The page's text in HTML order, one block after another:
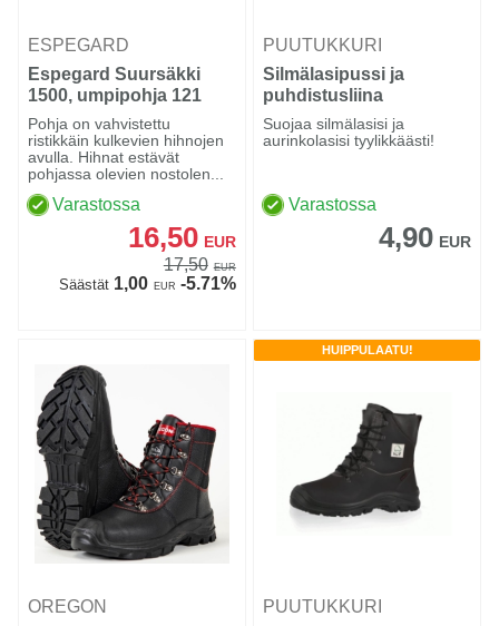
ESPEGARD
Espegard Suursäkki
1500, umpipohja 121
Pohja on vahvistettu
ristikkäin kulkevien hihnojen
avulla. Hihnat estävät
pohjassa olevien nostolen...
Varastossa
16,50 EUR
17,50 EUR
Säästät1,00 EUR -5.71%
PUUTUKKURI
Silmälasipussi ja
puhdistusliina
Suojaa silmälasisi ja
aurinkolasisi tyylikkäästi!
Varastossa
4,90 EUR
OREGON
HUIPPULAATU!
PUUTUKKURI